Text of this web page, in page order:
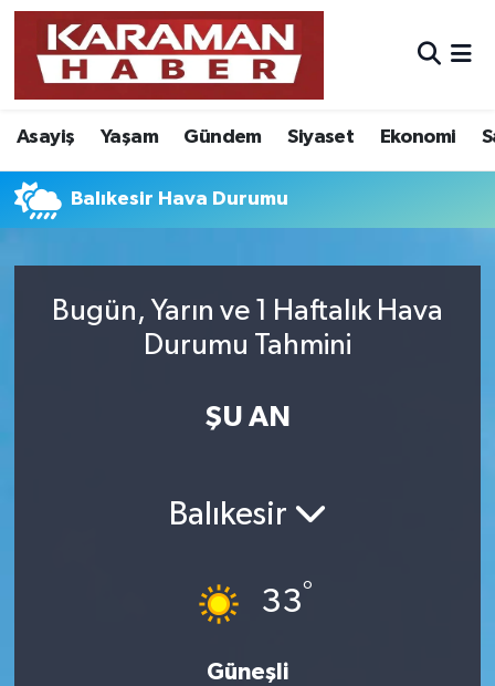
Asayiş Yaşam Gündem Siyaset Ekonomi
Balıkesir Hava Durumu
Bugün, Yarın ve 1 Haftalık Hava
Durumu Tahmini
ŞU AN
Balıkesir
33°
Güneşli
Asayiş
Bilim - Teknoloji
Eğitim
Foto Galeri
Nöbetçi Eczaneler
Hava Durumu
Karaman Namaz Vakitleri
Süper Lig Puan Durumu ve Fikstür
Son Dakika Haberleri